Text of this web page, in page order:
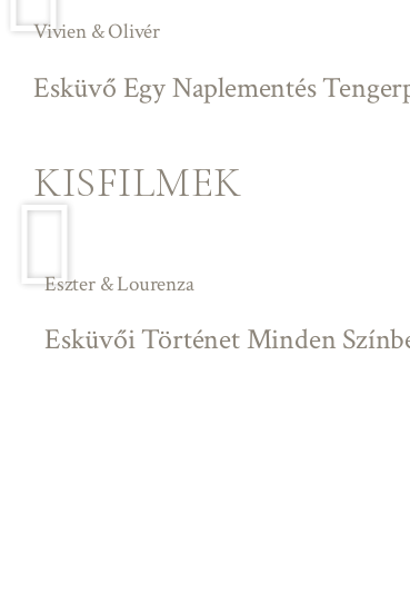
Vivien & Olivér
Esküvő Egy Naplementés
KISFILMEK
Eszter & Lourenza
Esküvői Történet Minden